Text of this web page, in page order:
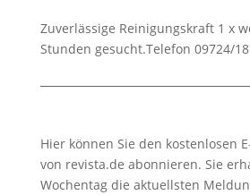
Zuverlässige Reinigungskraft 1 x
Stunden gesucht.Telefon 09724/
Hier können Sie den kostenlosen
von revista.de abonnieren. Sie
Wochentag die aktuellsten